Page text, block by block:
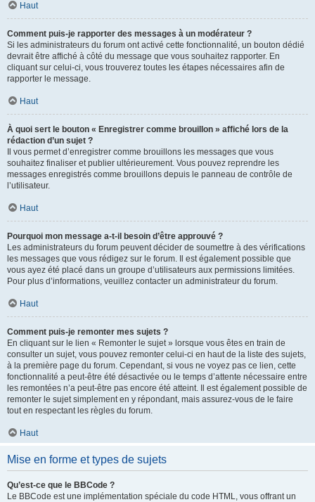
Haut
Comment puis-je rapporter des messages à un modérateur ?
Si les administrateurs du forum ont activé cette fonctionnalité, un bouton dédié
devrait être affiché à côté du message que vous souhaitez rapporter. En
cliquant sur celui-ci, vous trouverez toutes les étapes nécessaires afin de
rapporter le message.
Haut
À quoi sert le bouton « Enregistrer comme brouillon » affiché lors de la
rédaction d’un sujet ?
Il vous permet d’enregistrer comme brouillons les messages que vous
souhaitez finaliser et publier ultérieurement. Vous pouvez reprendre les
messages enregistrés comme brouillons depuis le panneau de contrôle de
l’utilisateur.
Haut
Pourquoi mon message a-t-il besoin d’être approuvé ?
Les administrateurs du forum peuvent décider de soumettre à des vérifications
les messages que vous rédigez sur le forum. Il est également possible que
vous ayez été placé dans un groupe d’utilisateurs aux permissions limitées.
Pour plus d’informations, veuillez contacter un administrateur du forum.
Haut
Comment puis-je remonter mes sujets ?
En cliquant sur le lien « Remonter le sujet » lorsque vous êtes en train de
consulter un sujet, vous pouvez remonter celui-ci en haut de la liste des sujets,
à la première page du forum. Cependant, si vous ne voyez pas ce lien, cette
fonctionnalité a peut-être été désactivée ou le temps d’attente nécessaire entre
les remontées n’a peut-être pas encore été atteint. Il est également possible de
remonter le sujet simplement en y répondant, mais assurez-vous de le faire
tout en respectant les règles du forum.
Haut
Mise en forme et types de sujets
Qu’est-ce que le BBCode ?
Le BBCode est une implémentation spéciale du code HTML, vous offrant un